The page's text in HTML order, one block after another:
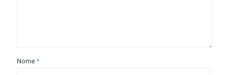
Nome *